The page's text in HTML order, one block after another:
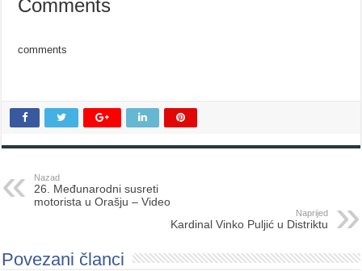
Comments
comments
Nazad
26. Međunarodni susreti
motorista u Orašju – Video
Naprijed
Kardinal Vinko Puljić u Distriktu
Povezani članci